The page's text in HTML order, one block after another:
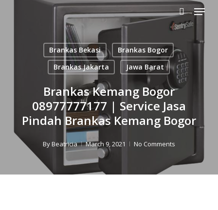
search
Menu
Brankas Bekasi
Brankas Bogor
Brankas Jakarta
Jawa Barat
Brankas Kemang Bogor
08977777177 | Service Jasa
Pindah Brankas Kemang Bogor
ByBeatricia March 9, 2021 No Comments